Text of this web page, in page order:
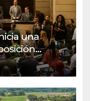
una